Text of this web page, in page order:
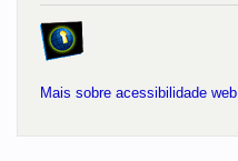
Mais sobre acessibilidade web